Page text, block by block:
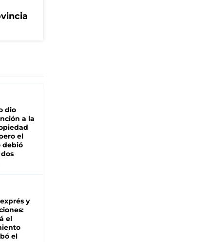
dio
a la
el
debió
y
el
el